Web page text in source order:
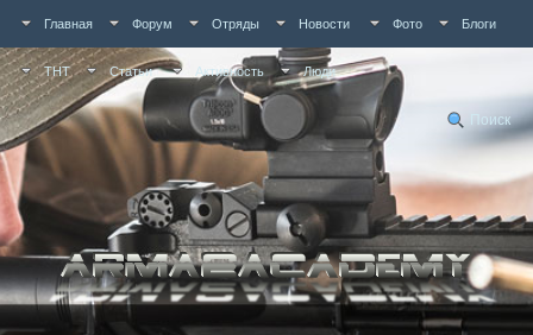
Главная Форум Отряды Новости Фото Блоги
ТНТ Статьи Активность Люди
Поиск